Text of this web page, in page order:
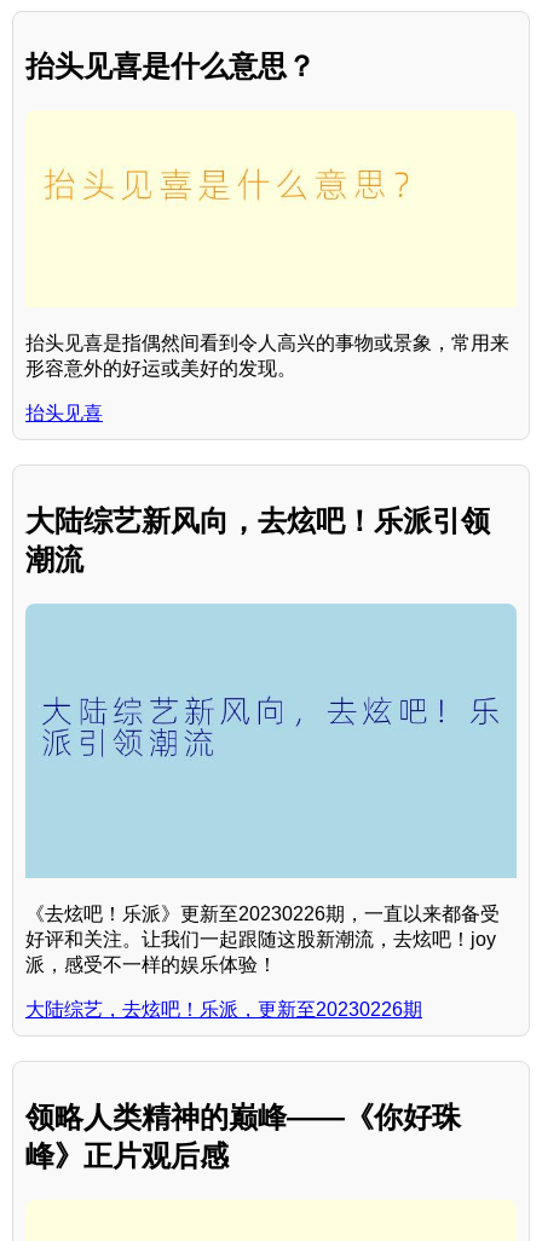
抬头见喜是什么意思？
抬头见喜是指偶然间看到令人高兴的事物或景象，常用来
形容意外的好运或美好的发现。
抬头见喜
大陆综艺新风向，去炫吧！乐派引领
潮流
《去炫吧！乐派》更新至20230226期，一直以来都备受
好评和关注。让我们一起跟随这股新潮流，去炫吧！joy
派，感受不一样的娱乐体验！
大陆综艺，去炫吧！乐派，更新至20230226期
领略人类精神的巅峰——《你好珠
峰》正片观后感